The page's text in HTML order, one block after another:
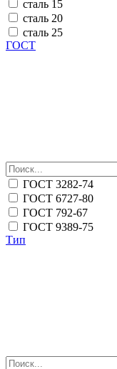
сталь 15
сталь 20
сталь 25
ГОСТ
ГОСТ 3282-74
ГОСТ 6727-80
ГОСТ 792-67
ГОСТ 9389-75
Тип